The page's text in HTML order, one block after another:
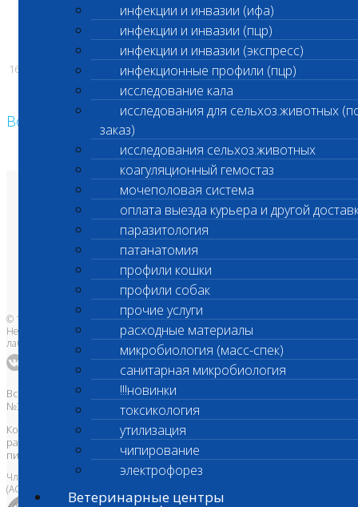
инфекции и инвазии (ифа)
инфекции и инвазии (пцр)
инфекции и инвазии (экспресс)
инфекционные профили (пцр)
исследование кала
исследования для сельхоз.животных
заказ)
исследования сельхоз.животных
коагуляционный гемостаз
мочеполовая система
оплата выезда курьера и другой
паразитология
патанатомия
профили кошки
профили собак
прочие услуги
расходные материалы
микробиология (масс-спек)
санитарная микробиология
!!!новинки
токсикология
утилизация
чипирование
электрофорез
Ветеринарные центры
16.03.2017
Возврат к списку
О лаборатории
Анализы и цены
Ветеринарные центры
Владельцам
Врачам и клиникам
Бланки лаборатории
Банк донорской крови
Адреса лабораторий
© 1996-2026
Независимая ветеринарная
лаборатория Шанс Био
Все права защищены и охраняются законом. Товарный знак
№395740 от 2008 г. ООО "ШАНС БИО"
Копирование, тиражирование, а также использование материалов,
размещенных на сайтеwww.vetlab.ruвозможно только с
письменного разрешения Правообладателя
Член Национальной ветеринарной палаты
(АСРО НВП)